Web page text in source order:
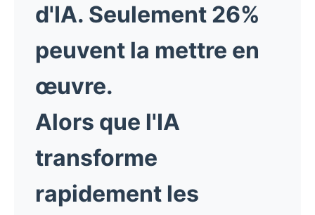
d'IA. Seulement 26%
peuvent la mettre en
œuvre.
Alors que l'IA
transforme
rapidement les